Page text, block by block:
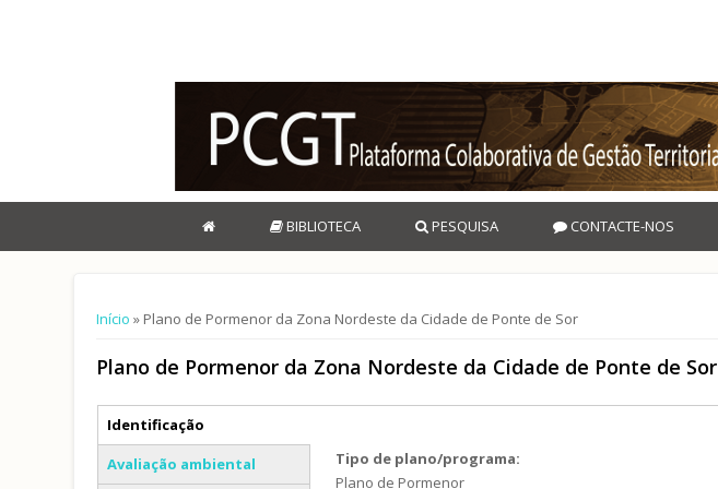
BIBLIOTECA PESQUISA CONTACTE-NOS
Está aqui
Início » Plano de Pormenor da Zona Nordeste da Cidade de Ponte de Sor
Plano de Pormenor da Zona Nordeste da Cidade de Ponte de Sor
Separadores verticais
Identificação
(separador ativo)
Avaliação ambiental
Tipo de plano/programa:
Plano de Pormenor